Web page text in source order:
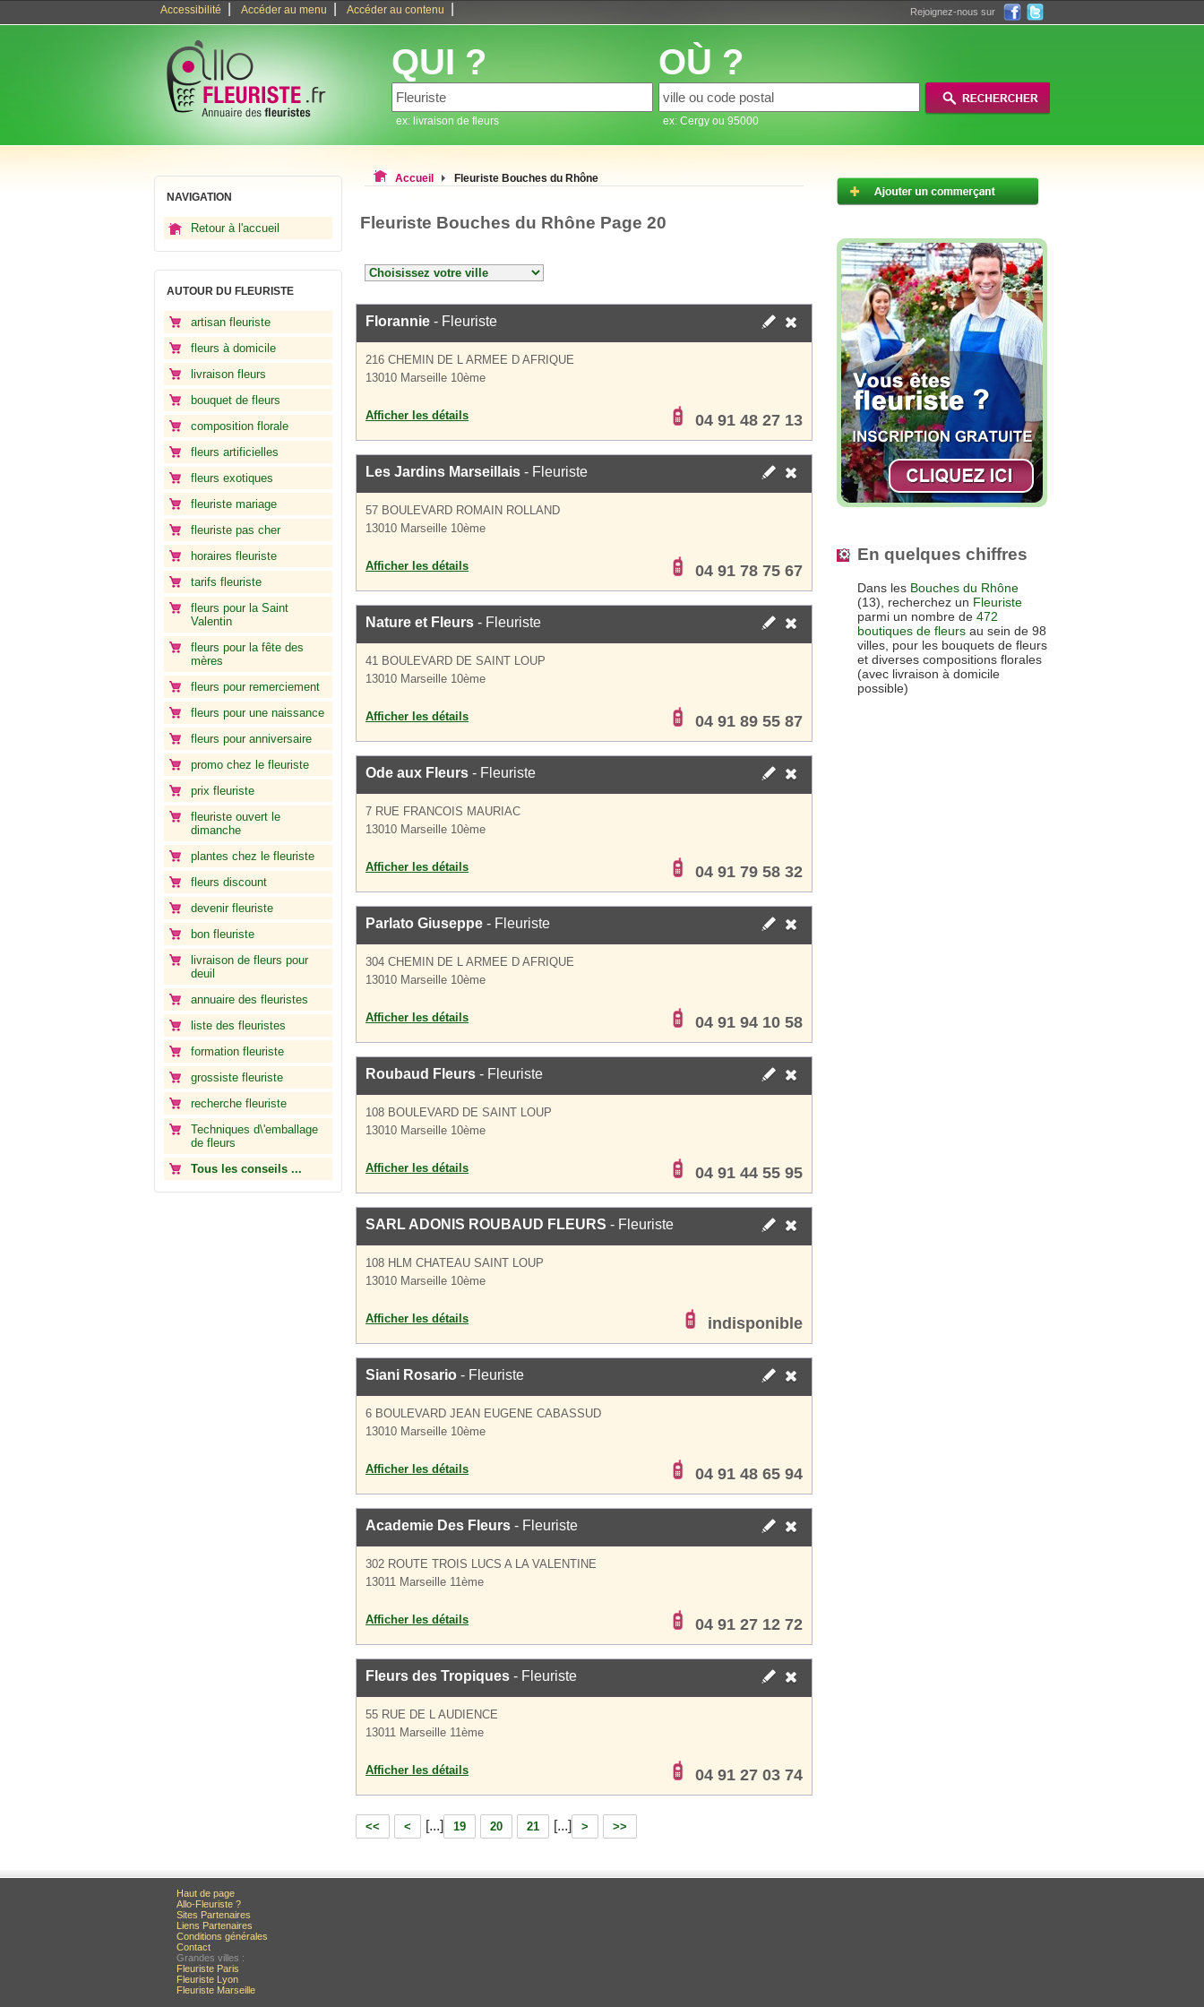
Accessibilité Accéder au menu Accéder au contenu Rejoignez-nous sur
QUI ?
ex: livraison de fleurs
OÙ ?
ex: Cergy ou 95000
NAVIGATION
Retour à l'accueil
AUTOUR DU FLEURISTE
artisan fleuriste
fleurs à domicile
livraison fleurs
bouquet de fleurs
composition florale
fleurs artificielles
fleurs exotiques
fleuriste mariage
fleuriste pas cher
horaires fleuriste
tarifs fleuriste
fleurs pour la Saint
Valentin
fleurs pour la fête des
mères
fleurs pour remerciement
fleurs pour une naissance
fleurs pour anniversaire
promo chez le fleuriste
prix fleuriste
fleuriste ouvert le
dimanche
plantes chez le fleuriste
fleurs discount
devenir fleuriste
bon fleuriste
livraison de fleurs pour
deuil
annuaire des fleuristes
liste des fleuristes
formation fleuriste
grossiste fleuriste
recherche fleuriste
Techniques d\'emballage
de fleurs
Tous les conseils ...
Accueil Fleuriste Bouches du Rhône
Fleuriste Bouches du Rhône Page 20
Florannie - Fleuriste
216 CHEMIN DE L ARMEE D AFRIQUE
13010 Marseille 10ème
Afficher les détails 04 91 48 27 13
Les Jardins Marseillais - Fleuriste
57 BOULEVARD ROMAIN ROLLAND
13010 Marseille 10ème
Afficher les détails 04 91 78 75 67
Nature et Fleurs - Fleuriste
41 BOULEVARD DE SAINT LOUP
13010 Marseille 10ème
Afficher les détails 04 91 89 55 87
Ode aux Fleurs - Fleuriste
7 RUE FRANCOIS MAURIAC
13010 Marseille 10ème
Afficher les détails 04 91 79 58 32
Parlato Giuseppe - Fleuriste
304 CHEMIN DE L ARMEE D AFRIQUE
13010 Marseille 10ème
Afficher les détails 04 91 94 10 58
Roubaud Fleurs - Fleuriste
108 BOULEVARD DE SAINT LOUP
13010 Marseille 10ème
Afficher les détails 04 91 44 55 95
SARL ADONIS ROUBAUD FLEURS - Fleuriste
108 HLM CHATEAU SAINT LOUP
13010 Marseille 10ème
Afficher les détails indisponible
Siani Rosario - Fleuriste
6 BOULEVARD JEAN EUGENE CABASSUD
13010 Marseille 10ème
Afficher les détails 04 91 48 65 94
Academie Des Fleurs - Fleuriste
302 ROUTE TROIS LUCS A LA VALENTINE
13011 Marseille 11ème
Afficher les détails 04 91 27 12 72
Fleurs des Tropiques - Fleuriste
55 RUE DE L AUDIENCE
13011 Marseille 11ème
Afficher les détails 04 91 27 03 74
<< < [...] 19 20 21 [...] > >>
En quelques chiffres
Dans les Bouches du Rhône
(13), recherchez un Fleuriste
parmi un nombre de 472
boutiques de fleurs au sein de 98
villes, pour les bouquets de fleurs
et diverses compositions florales
(avec livraison à domicile
possible)
Haut de page
Allo-Fleuriste ?
Sites Partenaires
Liens Partenaires
Conditions générales
Contact
Grandes villes :
Fleuriste Paris
Fleuriste Lyon
Fleuriste Marseille